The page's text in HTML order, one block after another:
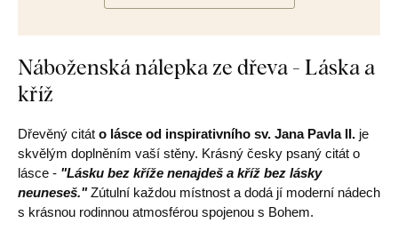
Náboženská nálepka ze dřeva - Láska a
kříž
Dřevěný citát o lásce od inspirativního sv. Jana Pavla II. je
skvělým doplněním vaší stěny. Krásný česky psaný citát o
lásce - "Lásku bez kříže nenajdeš a kříž bez lásky
neuneseš."Zútulní každou místnost a dodá jí moderní nádech
s krásnou rodinnou atmosférou spojenou s Bohem.